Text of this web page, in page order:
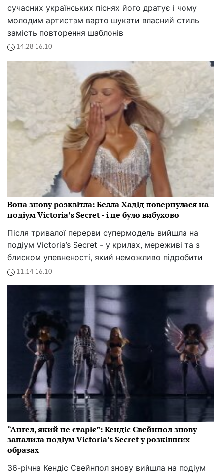
сучасних українських піснях його дратує і чому
молодим артистам варто шукати власний стиль
замість повторення шаблонів
14:28 16.10
Вона знову розквітла: Белла Хадід повернулася на
подіум Victoria’s Secret - і це було вибухово
Після тривалої перерви супермодель вийшла на
подіум Victoria’s Secret - у крилах, мереживі та з
блиском упевненості, який неможливо підробити
11:14 16.10
“Ангел, який не старіє”: Кендіс Свейнпол знову
запалила подіум Victoria’s Secret у розкішних
образах
36-річна Кендіс Свейнпол знову вийшла на подіум